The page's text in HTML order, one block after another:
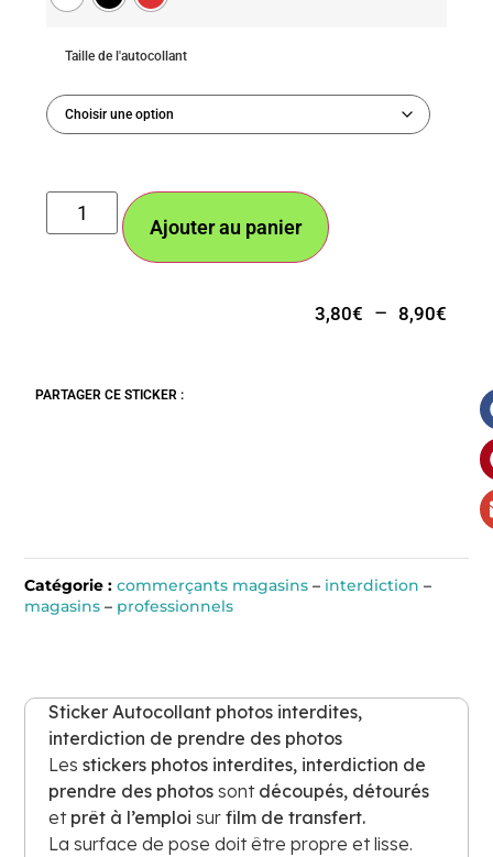
Taille de l'autocollant
Ajouter au panier
3,80€ – 8,90€
PARTAGER CE STICKER :
Catégorie : commerçants magasins– interdiction –
magasins– professionnels
Sticker Autocollant photos interdites,
interdiction de prendre des photos
Les stickers photos interdites, interdiction de
prendre des photos sontdécoupés, détourés
etprêt à l’emploi surfilm de transfert.
La surface de pose doit être propre et lisse.